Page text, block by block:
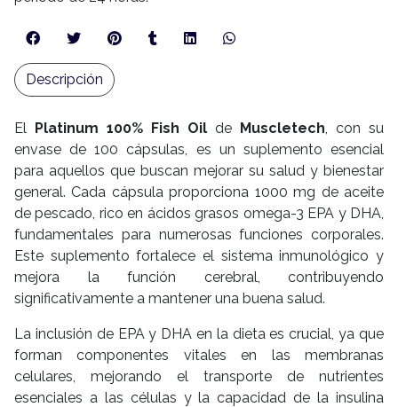
El Platinum 100% Fish Oil de Muscletech, con su
envase de 100 cápsulas, es un suplemento esencial
para aquellos que buscan mejorar su salud y bienestar
general. Cada cápsula proporciona 1000 mg de aceite
de pescado, rico en ácidos grasos omega-3 EPA y DHA,
fundamentales para numerosas funciones corporales.
Este suplemento fortalece el sistema inmunológico y
mejora la función cerebral, contribuyendo
significativamente a mantener una buena salud.
La inclusión de EPA y DHA en la dieta es crucial, ya que
forman componentes vitales en las membranas
celulares, mejorando el transporte de nutrientes
esenciales a las células y la capacidad de la insulina
Descripción